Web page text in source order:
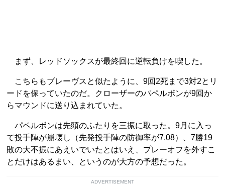
まず、レッドソックスが最終回に逆転負けを喫した。
こちらもブレーヴスと似たように、9回2死まで3対2とリ
ードを保っていたのだ。クローザーのパペルボンが9回か
らマウンドに送り込まれていた。
パペルボンは先頭のふたりを三振に取った。9月に入っ
て投手陣が崩壊し（先発投手陣の防御率が7.08）、7勝19
敗の大不振にあえいでいたとはいえ、プレーオフを外すこ
とだけはあるまい、というのが大方の予想だった。
ADVERTISEMENT